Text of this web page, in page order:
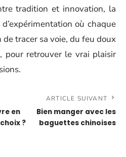
tradition et innovation, la
où chaque
tracer sa voie, du feu doux
pour retrouver le vrai plaisir
en
?
ARTICLE SUIVANT
Bien manger avec les
baguettes chinoises